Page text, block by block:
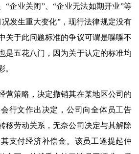
“企业关闭”、“企业无法如期开业”等
发生重大变化”，现行法律规定没有
关于此问题标准的争议可谓是喋喋不
是五花八门，因为关于认定的标准均
。
营策略，决定撤销其在某地区公司的
行文作出决定，公司向全体员工告
移劳动关系，无奈公司决定与其解除
支付经济补偿金。该员工遂提起仲